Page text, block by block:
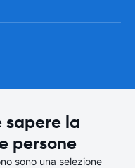
sapere la
persone
sono una selezione